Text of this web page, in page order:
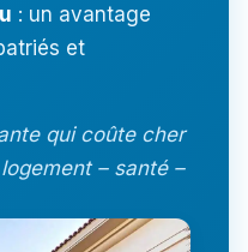
: un avantage
et
qui coûte cher
– santé –